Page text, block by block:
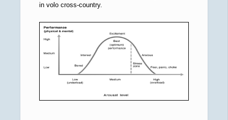
in volo cross‑country.